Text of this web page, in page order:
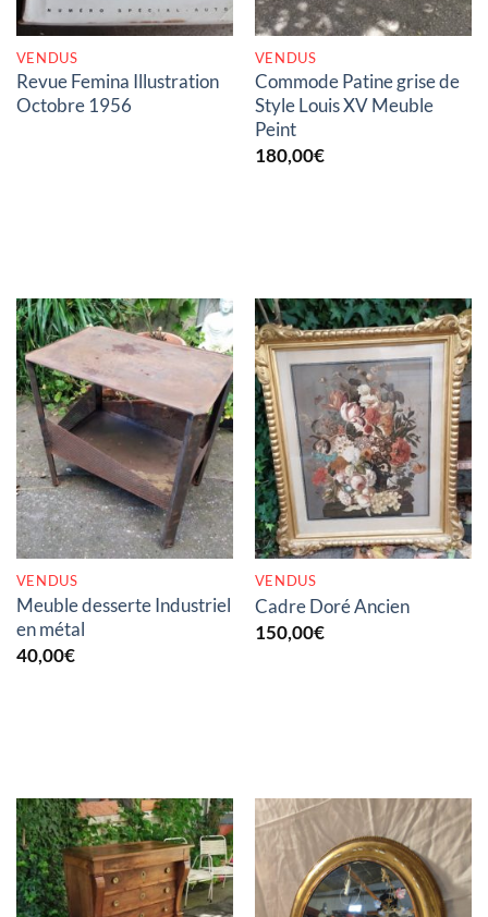
VENDUS
Revue Femina Illustration
Octobre 1956
VENDUS
Commode Patine grise de
Style Louis XV Meuble
Peint
180,00€
RUPTURE DE STOCK
VENDUS
Meuble desserte Industriel
en métal
40,00€
RUPTURE DE STOCK
VENDUS
Cadre Doré Ancien
150,00€